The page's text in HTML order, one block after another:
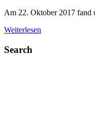
Am 22. Oktober 2017 fand
Weiterlesen
Search